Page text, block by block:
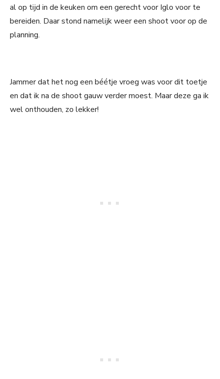
al op tijd in de keuken om een gerecht voor Iglo voor te
bereiden. Daar stond namelijk weer een shoot voor op de
planning.
Jammer dat het nog een béétje vroeg was voor dit toetje
en dat ik na de shoot gauw verder moest. Maar deze ga ik
wel onthouden, zo lekker!